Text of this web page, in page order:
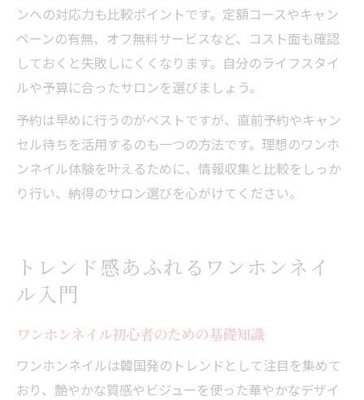
ンへの対応力も比較ポイントです。定額コースやキャン
ペーンの有無、オフ無料サービスなど、コスト面も確認
しておくと失敗しにくくなります。自分のライフスタイ
ルや予算に合ったサロンを選びましょう。
予約は早めに行うのがベストですが、直前予約やキャン
セル待ちを活用するのも一つの方法です。理想のワンホ
ンネイル体験を叶えるために、情報収集と比較をしっか
り行い、納得のサロン選びを心がけてください。
トレンド感あふれるワンホンネイ
ル入門
ワンホンネイル初心者のための基礎知識
ワンホンネイルは韓国発のトレンドとして注目を集めて
おり、艶やかな質感やビジューを使った華やかなデザイ